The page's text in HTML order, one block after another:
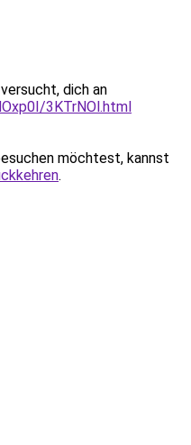
dich an
3KTrNOl.html
möchtest, kannst
.